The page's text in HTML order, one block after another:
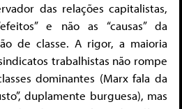
das relações capitalistas,
e não as “causas” da
de classe. A rigor, a maioria
trabalhistas não rompe
dominantes (Marx fala da
duplamente burguesa), mas